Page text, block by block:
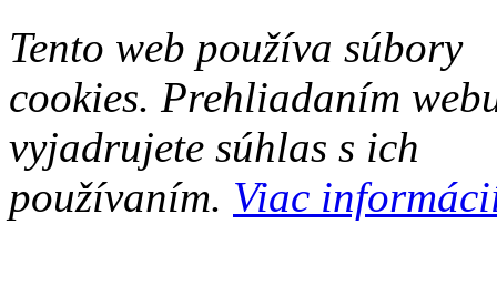
Tento web používa súbory
cookies. Prehliadaním
vyjadrujete súhlas s ich
používaním. Viac